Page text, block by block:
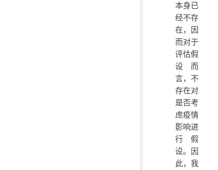
本身已
经不存
在，因
而对于
评估假
设而
言，不
存在对
是否考
虑疫情
影响进
行假
设。因
此，我